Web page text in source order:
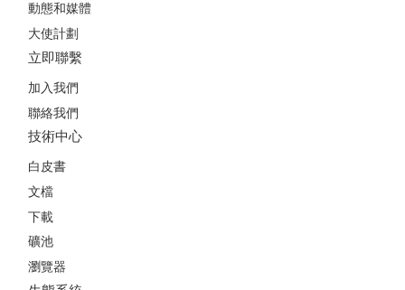
動態和媒體
大使計劃
立即聯繫
加入我們
聯絡我們
技術中心
白皮書
文檔
下載
礦池
瀏覽器